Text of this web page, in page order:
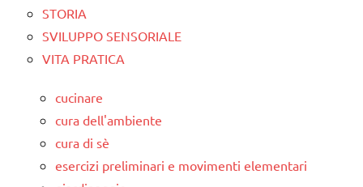
STORIA
SVILUPPO SENSORIALE
VITA PRATICA
cucinare
cura dell'ambiente
cura di sè
esercizi preliminari e movimenti elementari